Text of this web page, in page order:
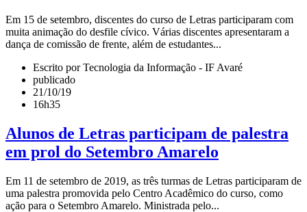
Em 15 de setembro, discentes do curso de Letras participaram com
muita animação do desfile cívico. Várias discentes apresentaram a
dança de comissão de frente, além de estudantes...
Escrito por Tecnologia da Informação - IF Avaré
publicado
21/10/19
16h35
Alunos de Letras participam de palestra
em prol do Setembro Amarelo
Em 11 de setembro de 2019, as três turmas de Letras participaram de
uma palestra promovida pelo Centro Acadêmico do curso, como
ação para o Setembro Amarelo. Ministrada pelo...